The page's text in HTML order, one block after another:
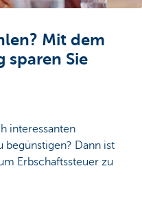
Mit dem
sparen Sie
interessanten
begünstigen? Dann ist
Erbschaftssteuer zu